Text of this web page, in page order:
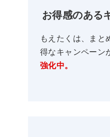
お得感のある
もえたくは、まと
得なキャンペーン
強化中。